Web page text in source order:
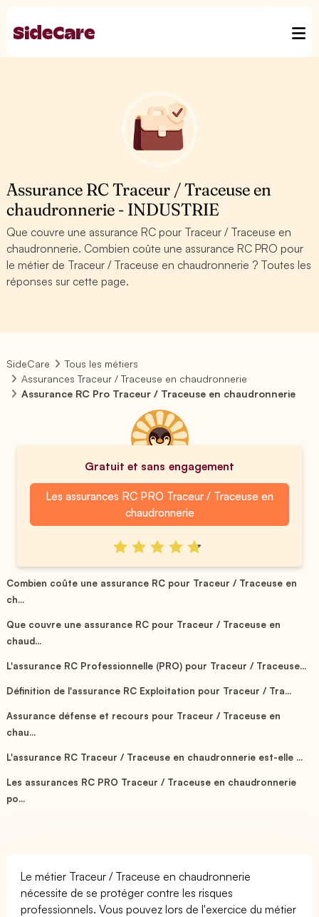
Assurance RC Traceur / Traceuse en
chaudronnerie - INDUSTRIE
Que couvre une assurance RC pour Traceur / Traceuse en
chaudronnerie. Combien coûte une assurance RC PRO pour
le métier de Traceur / Traceuse en chaudronnerie ? Toutes les
réponses sur cette page.
SideCare
Tous les métiers
Assurances Traceur / Traceuse en chaudronnerie
Assurance RC Pro Traceur / Traceuse en chaudronnerie
Gratuit et sans engagement
Les assurances RC PRO Traceur / Traceuse en
chaudronnerie
Combien coûte une assurance RC pour Traceur / Traceuse en
ch...
Que couvre une assurance RC pour Traceur / Traceuse en
chaud...
L'assurance RC Professionnelle (PRO) pour Traceur / Traceuse...
Définition de l'assurance RC Exploitation pour Traceur / Tra...
Assurance défense et recours pour Traceur / Traceuse en
chau...
L'assurance RC Traceur / Traceuse en chaudronnerie est-elle ...
Les assurances RC PRO Traceur / Traceuse en chaudronnerie
po...
Le métier Traceur / Traceuse en chaudronnerie
nécessite de se protéger contre les risques
professionnels. Vous pouvez lors de l'exercice du métier